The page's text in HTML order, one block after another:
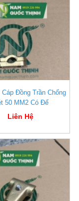
Cáp Đồng Trần Chống
50 MM2 Có Đế
Liên Hệ